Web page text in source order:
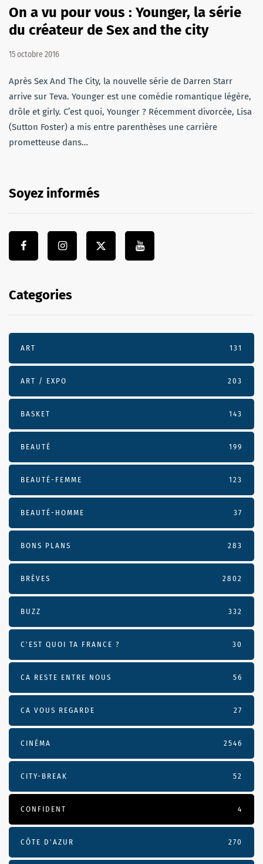
On a vu pour vous : Younger, la série
du créateur de Sex and the city
15 octobre 2016
Après Sex And The City, la nouvelle série de Darren Starr
arrive sur Teva. Younger est une comédie romantique légère,
drôle et girly. C’est quoi, Younger ? Récemment divorcée, Lisa
(Sutton Foster) a mis entre parenthèses une carrière
prometteuse dans…
Soyez informés
Categories
ART 131
ART / EXPO 203
BASKET 143
BEAUTÉ 199
BEAUTÉ-FEMME 123
BEAUTÉ-HOMME 37
BONS PLANS 283
BRÈVES 2802
BUZZ 332
C'EST QUOI TA FRANCE ? 30
CA RESTE ENTRE NOUS 56
CA VOUS REGARDE 27
CINÉMA 2546
CITY-BREAK 52
CONFIDENT 4
CÔTE D’AZUR 270